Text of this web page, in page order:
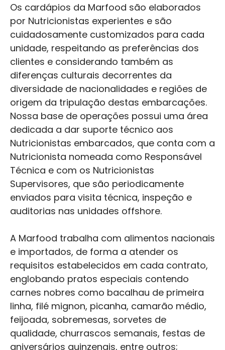
Os cardápios da Marfood são elaborados
por Nutricionistas experientes e são
cuidadosamente customizados para cada
unidade, respeitando as preferências dos
clientes e considerando também as
diferenças culturais decorrentes da
diversidade de nacionalidades e regiões de
origem da tripulação destas embarcações.
Nossa base de operações possui uma área
dedicada a dar suporte técnico aos
Nutricionistas embarcados, que conta com a
Nutricionista nomeada como Responsável
Técnica e com os Nutricionistas
Supervisores, que são periodicamente
enviados para visita técnica, inspeção e
auditorias nas unidades offshore.
A Marfood trabalha com alimentos nacionais
e importados, de forma a atender os
requisitos estabelecidos em cada contrato,
englobando pratos especiais contendo
carnes nobres como bacalhau de primeira
linha, filé mignon, picanha, camarão médio,
feijoada, sobremesas, sorvetes de
qualidade, churrascos semanais, festas de
aniversários quinzenais, entre outros;